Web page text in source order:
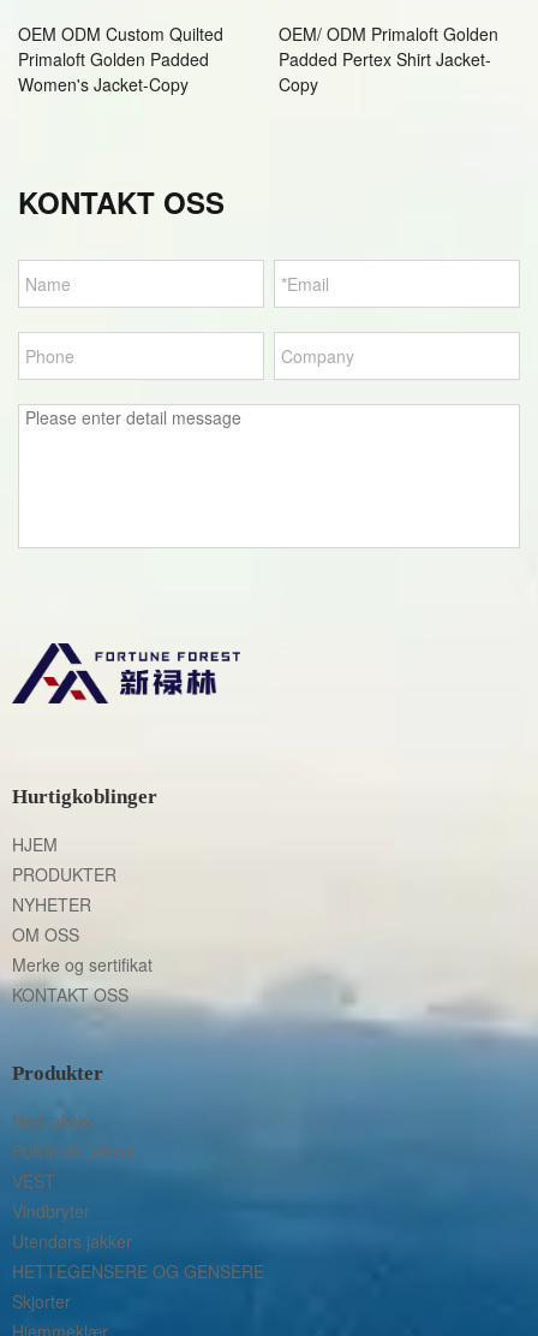
OEM ODM Custom Quilted
Primaloft Golden Padded
Women's Jacket-Copy
OEM/ ODM Primaloft Golden
Padded Pertex Shirt Jacket-
Copy
KONTAKT OSS
Hurtigkoblinger
HJEM
PRODUKTER
NYHETER
OM OSS
Merke og sertifikat
KONTAKT OSS
Produkter
Ned jakker
Polstrede jakker
VEST
Vindbryter
Utendørs jakker
HETTEGENSERE OG GENSERE
Skjorter
Hjemmeklær